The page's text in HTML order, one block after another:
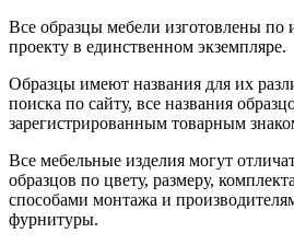
Все образцы мебели изготовлены по
проекту в единственном экземпляре.
Образцы имеют названия для их
поиска по сайту, все названия
зарегистрированным товарным
Все мебельные изделия могут
образцов по цвету, размеру,
способами монтажа и
фурнитуры.